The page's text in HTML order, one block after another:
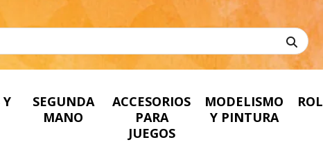
Y
SEGUNDA
MANO
ACCESORIOS
PARA
JUEGOS
MODELISMO
Y PINTURA
ROL